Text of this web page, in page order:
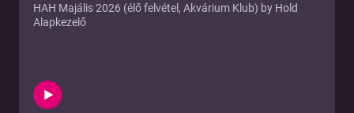
HAH Majális 2026 (élő felvétel, Akvárium Klub) by Hold
Alapkezelő